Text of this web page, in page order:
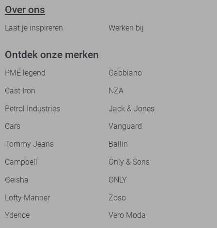
Over ons
Laat je inspireren Werken bij
Ontdek onze merken
PME legend
Gabbiano
Cast Iron
NZA
Petrol Industries
Jack & Jones
Cars
Vanguard
Tommy Jeans
Ballin
Campbell
Only & Sons
Geisha
ONLY
Lofty Manner
Zoso
Ydence
Vero Moda